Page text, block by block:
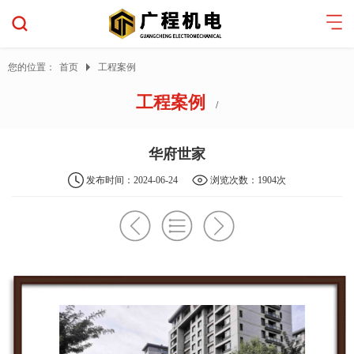
您的位置： 首页 工程案例
工程案例 /
华府世家
发布时间：2024-06-24 浏览次数：1904次